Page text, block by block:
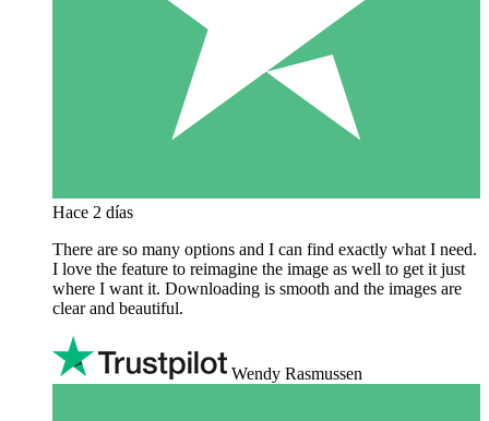
Hace 2 días
There are so many options and I can find exactly what I need.
I love the feature to reimagine the image as well to get it just
where I want it. Downloading is smooth and the images are
clear and beautiful.
Wendy Rasmussen